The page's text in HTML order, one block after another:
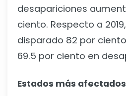
desapariciones
ciento. Respecto a
disparado 82 por
69.5 por ciento en
Estados más afectados